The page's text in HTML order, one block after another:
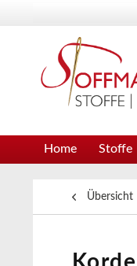
Home Stoffe
Übersicht